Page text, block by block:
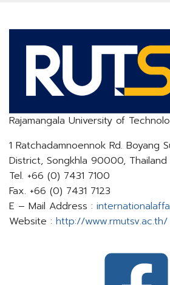
Rajamangala University of
1 Ratchadamnoennok Rd. Boyang
District, Songkhla 90000, Thailand
Tel. +66 (0) 7431 7100
Fax. +66 (0) 7431 7123
E – Mail Address :
Website : http://www.rmutsv.ac.th/